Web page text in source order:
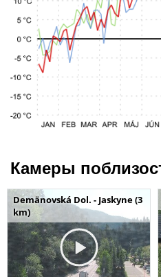
Камеры
Demänovská Dol. - Jaskyne (3
km)